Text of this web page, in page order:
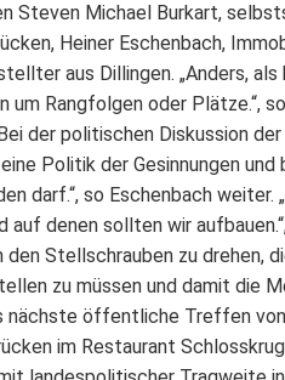
Steven Michael Burkart,
Heiner Eschenbach,
aus Dillingen. „Anders,
um Rangfolgen oder Plätze.“,
der politischen Diskussion
Politik der Gesinnungen
darf.“, so Eschenbach
auf denen sollten wir
Stellschrauben zu drehen,
zu müssen und damit die
nächste öffentliche Treffen
im Restaurant